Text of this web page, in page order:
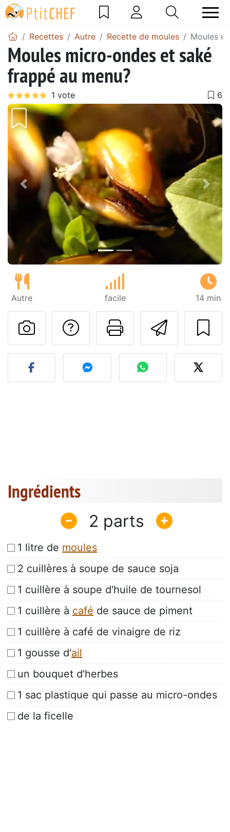
Recettes Autre Recette de moules Moules
Moules micro-ondes et saké
frappé au menu?
Précédent
Autre facile 14 min
Imprimer
Poser une
Publier votre photo de
Ingrédients
2
1 litre de moules
2 cuillères à soupe de sauce soja
1 cuillère à soupe d'huile de tournesol
1 cuillère à café de sauce de piment
1 cuillère à café de vinaigre de riz
1 gousse d'ail
un bouquet d'herbes
1 sac plastique qui passe au micro-ondes
de la ficelle